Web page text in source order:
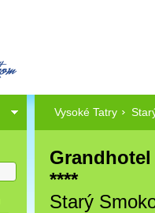
Vysoké Tatry
****
Starý